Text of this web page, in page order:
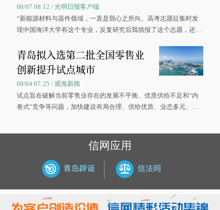
08/07 08:12 / 光明日报客户端
“新能源材料与器件领域，一直是我心之所向。高考志愿征集时发
现中国海洋大学有这个专业，反复研究后我填报了这个志愿，还真
大学材料科学与工程学院材料类专业的录取通知书。
青岛拟入选第二批全国零售业
创新提升试点城市
08/04 07:25 / 观海新闻
试点旨在破解当前零售业存在的发展不平衡、优质供给不足和“内
卷式”竞争等问题，加快建设布局合理、供给优质、业态多元、智
信网应用